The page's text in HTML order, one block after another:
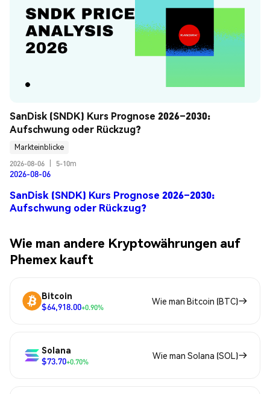
SanDisk (SNDK) Kurs Prognose 2026–2030:
Aufschwung oder Rückzug?
Markteinblicke
2026-08-06
5-10m
2026-08-06
SanDisk (SNDK) Kurs Prognose 2026–2030:
Aufschwung oder Rückzug?
Wie man andere Kryptowährungen auf
Phemex kauft
Bitcoin
$64,918.00+0.90%
Wie man Bitcoin (BTC)
Solana
$73.70+0.70%
Wie man Solana (SOL)